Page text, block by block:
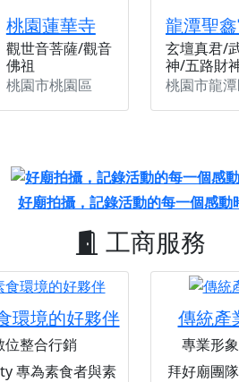
帥 開光大典，祈求虎爺神威護持，
官方帳號，讓我們協助您的廟宇推
體驗，推廣您的信仰
桃園蓮華寺
觀世音菩薩/觀音
佛祖
桃園市桃園區
龍潭聖
玄壇真君/
神/五路財
桃園市龍
好廟拍攝，記錄活動的每一個感動
工商服務
環境的好夥伴
位整合行銷
專為素食者與素
傳統產
專業形
拜好廟團